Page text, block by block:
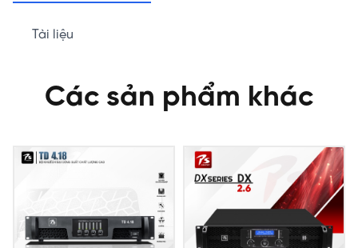
Tài liệu
Các sản phẩm khác